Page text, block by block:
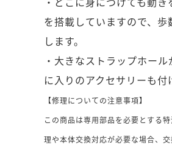
・どこに身につけても動
を搭載していますので、歩
します。
・大きなストラップホー
に入りのアクセサリーも付
【修理についての注意事項】
この商品は専用部品を必要とする
理や本体交換対応が必要な場合、